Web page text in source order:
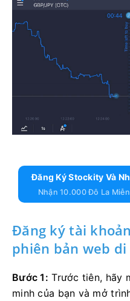
Đăng Ký Stockity Và
Nhận 10.000 Đô La
Đăng ký tài
phiên bản web di
Bước 1: Trước tiên, hãy
minh của bạn và mở